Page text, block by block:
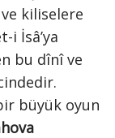
kiliselere
i İsâ’ya
bu dînî ve
büyük oyun